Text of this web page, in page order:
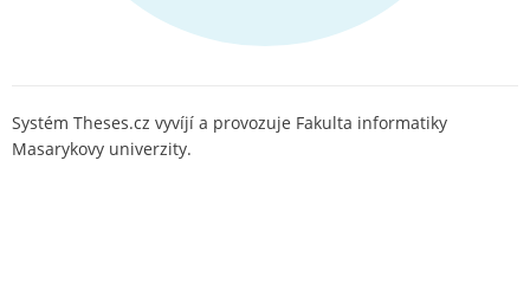
Systém Theses.cz vyvíjí a provozuje Fakulta informatiky
Masarykovy univerzity.